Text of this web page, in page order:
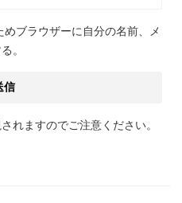
ブラウザーに自分の名前、メ
。
れますのでご注意ください。